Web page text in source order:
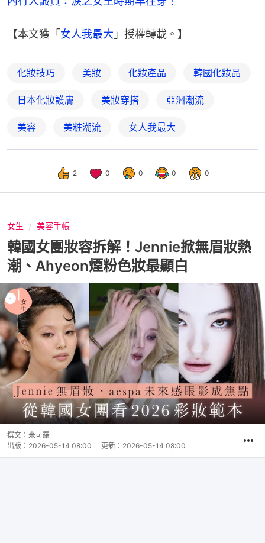
【本文獲「女人我最大 」授權轉載。】
化妝技巧 美妝 化妝產品 韓國化妝品
日本化妝護膚 美妝穿搭 亞洲潮流
美容 美粧潮流 女人我最大
2 0 0 0 0
女生 美容手帳
韓國女團妝容拆解！Jennie掀無眉妝熱
潮、Ahyeon煙粉色妝最顯白
撰文： 米可羅
出版： 2026-05-14 08:00 更新： 2026-05-14 08:00